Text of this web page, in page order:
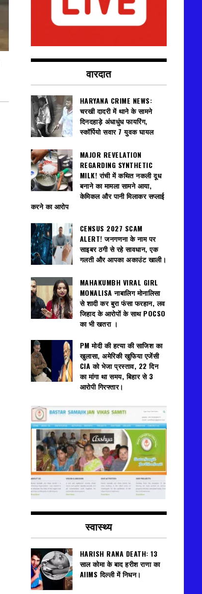
वारदात
HARYANA CRIME NEWS:
चरखी दादरी में थाने के सामने
दिनदहाड़े अंधाधुंध फायरिंग,
स्कॉर्पियो सवार 7 युवक घायल
MAJOR REVELATION
REGARDING SYNTHETIC
MILK! रांची में कथित नकली दूध
बनाने का मामला सामने आया,
केमिकल और पानी मिलाकर सप्लाई
करने का आरोप
CENSUS 2027 SCAM
ALERT! जनगणना के नाम पर
साइबर ठगी से रहे सावधान, एक
गलती और आपका अकाउंट खाली।
MAHAKUMBH VIRAL GIRL
MONALISA नाबालिग मोनालिसा
से शादी कर बुरा फंसा फरहान, लव
जिहाद के आरोपों के साथ POCSO
का भी खतरा ।
PM मोदी की हत्या की साजिश का
खुलासा, अमेरिकी खुफिया एजेंसी
CIA को भेजा प्रस्ताव, 22 दिन
का मांगा था समय, बिहार से 3
आरोपी गिरफ्तार।
स्वास्थ्य
HARISH RANA DEATH: 13
साल कोमा के बाद हरीश राणा का
AIIMS दिल्ली में निधन।